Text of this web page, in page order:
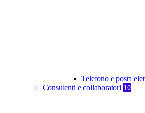
Telefono e posta
Consulenti e collaboratori 10